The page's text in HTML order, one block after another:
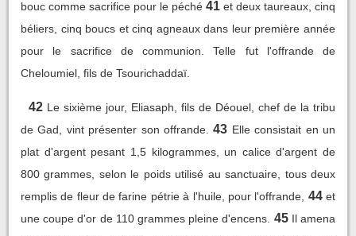
bouc comme sacrifice pour le péché 41 et deux taureaux, cinq
béliers, cinq boucs et cinq agneaux dans leur première année
pour le sacrifice de communion. Telle fut l'offrande de
Cheloumiel, fils de Tsourichaddaï.
42 Le sixième jour, Eliasaph, fils de Déouel, chef de la tribu
de Gad, vint présenter son offrande. 43 Elle consistait en un
plat d'argent pesant 1,5 kilogrammes, un calice d'argent de
800 grammes, selon le poids utilisé au sanctuaire, tous deux
remplis de fleur de farine pétrie à l'huile, pour l'offrande, 44 et
une coupe d'or de 110 grammes pleine d'encens. 45 Il amena